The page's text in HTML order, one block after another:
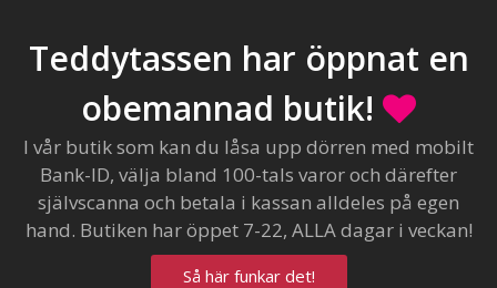
Teddytassen har öppnat en
obemannad butik!
I vår butik som kan du låsa upp dörren med mobilt
Bank-ID, välja bland 100-tals varor och därefter
självscanna och betala i kassan alldeles på egen
hand. Butiken har öppet 7-22, ALLA dagar i veckan!
Så här funkar det!